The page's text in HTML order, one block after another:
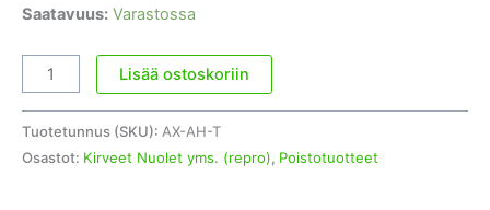
Saatavuus: Varastossa
Nuolenkärki,
keskiaikainen
Lisää ostoskoriin
Tuotetunnus (SKU): AX-AH-T
Osastot: Kirveet Nuolet yms. (repro), Poistotuotteet